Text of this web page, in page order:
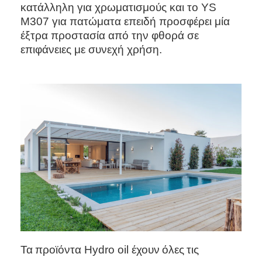
κατάλληλη για χρωματισμούς και το YS
M307 για πατώματα επειδή προσφέρει μία
έξτρα προστασία από την φθορά σε
επιφάνειες με συνεχή χρήση.
Τα προϊόντα Hydro oil έχουν όλες τις